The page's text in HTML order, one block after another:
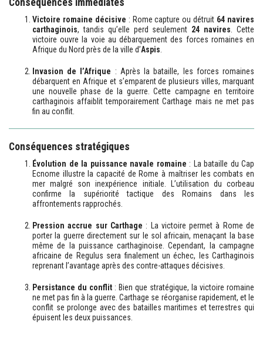
Conséquences immédiates
Victoire romaine décisive : Rome capture ou détruit 64 navires
carthaginois, tandis qu’elle perd seulement 24 navires. Cette
victoire ouvre la voie au débarquement des forces romaines en
Afrique du Nord près de la ville d’Aspis.
Invasion de l’Afrique : Après la bataille, les forces romaines
débarquent en Afrique et s’emparent de plusieurs villes, marquant
une nouvelle phase de la guerre. Cette campagne en territoire
carthaginois affaiblit temporairement Carthage mais ne met pas
fin au conflit.
Conséquences stratégiques
Évolution de la puissance navale romaine : La bataille du Cap
Ecnome illustre la capacité de Rome à maîtriser les combats en
mer malgré son inexpérience initiale. L’utilisation du corbeau
confirme la supériorité tactique des Romains dans les
affrontements rapprochés.
Pression accrue sur Carthage : La victoire permet à Rome de
porter la guerre directement sur le sol africain, menaçant la base
même de la puissance carthaginoise. Cependant, la campagne
africaine de Regulus sera finalement un échec, les Carthaginois
reprenant l’avantage après des contre-attaques décisives.
Persistance du conflit : Bien que stratégique, la victoire romaine
ne met pas fin à la guerre. Carthage se réorganise rapidement, et le
conflit se prolonge avec des batailles maritimes et terrestres qui
épuisent les deux puissances.